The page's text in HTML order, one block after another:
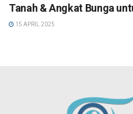
Tanah & Angkat Bunga
15 APRIL 2025